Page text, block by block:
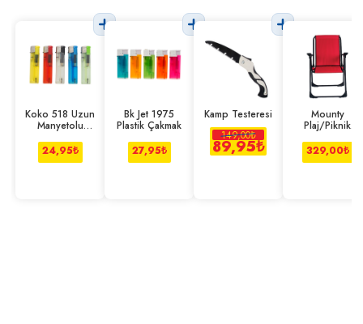
Koko 518 Uzun
Manyetolu
24,95₺
Bk Jet 1975
Plastik Çakmak
27,95₺
Kamp Testeresi
149,00₺
89,95₺
Mounty
Plaj/Piknik
329,00₺